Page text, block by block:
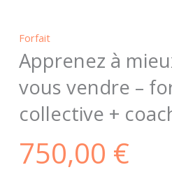
Forfait
Apprenez à
vous vendre –
collective +
750,00 €